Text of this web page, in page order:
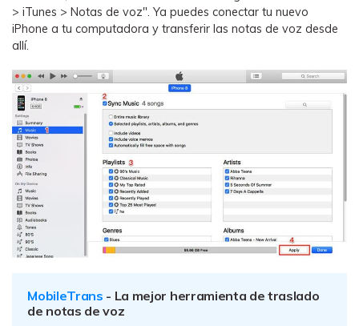
> iTunes > Notas de voz". Ya puedes conectar tu nuevo
iPhone a tu computadora y transferir las notas de voz desde
allí.
MobileTrans - La mejor herramienta de traslado
de notas de voz